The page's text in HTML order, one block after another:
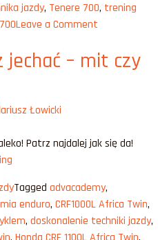
jazdy, Tenere 700, trening
Leave a Comment
Adventure
jechać – mit czy
Łowicki
Patrz najdalej jak się da!
chcesz
jechać
–
Tagged advacademy,
enduro, CRF1000L Africa Twin,
, doskonalenie techniki jazdy,